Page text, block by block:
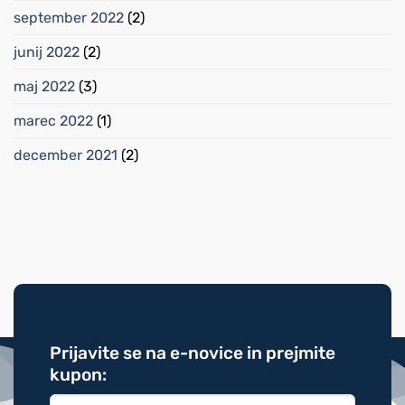
september 2022 (2)
junij 2022 (2)
maj 2022 (3)
marec 2022 (1)
december 2021 (2)
Prijavite se na e-novice in prejmite
kupon: